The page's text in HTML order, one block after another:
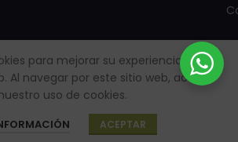
reservados. © Copyright 2005 - 2026 |
de datos personales – RSD
creado por
Internet Ya.
para mejorar su experiencia en
Al navegar por este sitio web, acepta
uso de cookies.
ACEPTAR